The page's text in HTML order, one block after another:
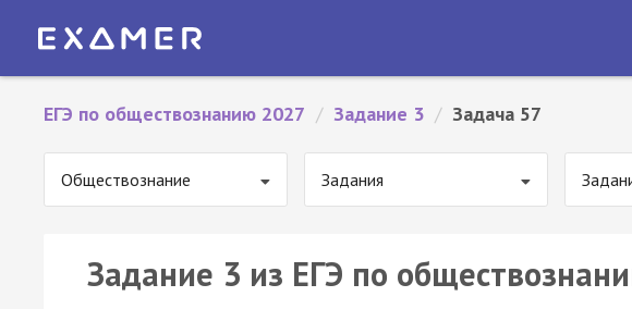
ЕГЭ по обществознанию 2027 / Задание 3 / Задача 57
Обществознание Задания
Задание 3 из ЕГЭ по